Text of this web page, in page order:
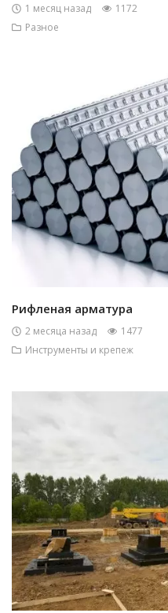
1 месяц назад
1172
Разное
Рифленая арматура
2 месяца назад
1477
Инструменты и крепеж